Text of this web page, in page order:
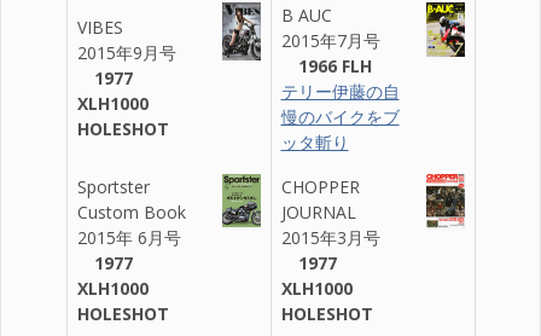
VIBES
2015年9月号
1977
XLH1000
HOLESHOT
B AUC
2015年7月号
1966 FLH
テリー伊藤の自
慢のバイクをブ
ッタ斬り
Sportster
Custom Book
2015年 6月号
1977
XLH1000
HOLESHOT
CHOPPER
JOURNAL
2015年3月号
1977
XLH1000
HOLESHOT